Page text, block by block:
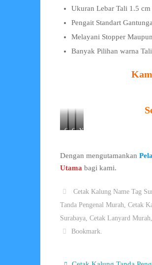
Ukuran Lebar Tali 1.5
Pengait Standart
Melayani Stopper
Banyak Pilihan warna
C
d
H
l
e
r
K
C
d
H
l
e
r
P
Y
o
I
C
r
d
Dengan mengutamankan
Utama bagi kami.
Cetak Kalung Name Tag
Tanda Pengenal Murah Cetak
Surabaya Cetak Lanyard Murah
Bookmark